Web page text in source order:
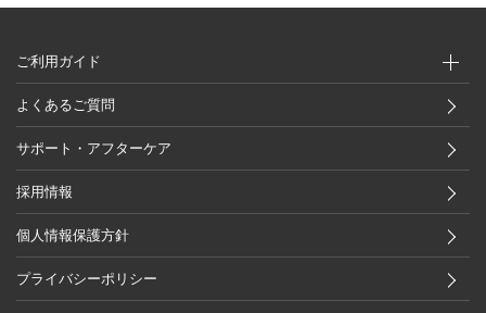
ご利用ガイド
よくあるご質問
サポート・アフターケア
採用情報
個人情報保護方針
プライバシーポリシー